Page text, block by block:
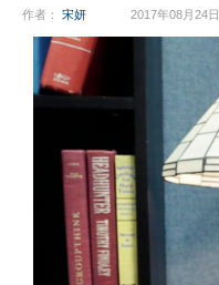
作者： 宋妍 2017年08月24日